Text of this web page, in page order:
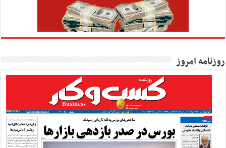
روزنامه امروز